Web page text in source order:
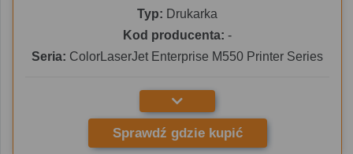
Typ: Drukarka
Kod producenta: -
Seria: ColorLaserJet Enterprise M550 Printer Series
Sprawdź gdzie kupić